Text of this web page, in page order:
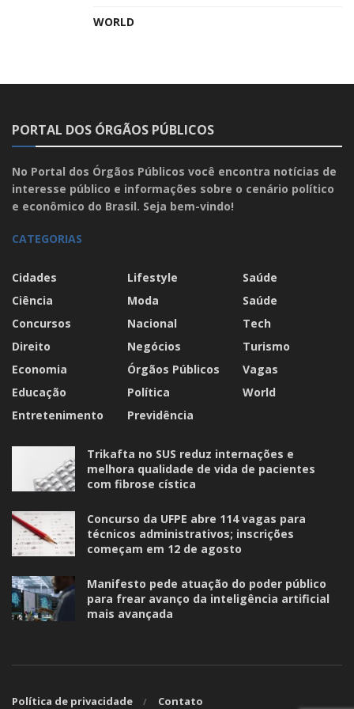
WORLD
PORTAL DOS ÓRGÃOS PÚBLICOS
No Portal dos Órgãos Públicos você encontra notícias de
interesse público e informações sobre o cenário político
e econômico do Brasil. Seja bem-vindo!
CATEGORIAS
Cidades
Ciência
Concursos
Direito
Economia
Educação
Entretenimento
Lifestyle
Moda
Nacional
Negócios
Órgãos Públicos
Política
Previdência
Saúde
Saúde
Tech
Turismo
Vagas
World
Trikafta no SUS reduz internações e
melhora qualidade de vida de pacientes
com fibrose cística
Concurso da UFPE abre 114 vagas para
técnicos administrativos; inscrições
começam em 12 de agosto
Manifesto pede atuação do poder público
para frear avanço da inteligência artificial
mais avançada
Política de privacidade Contato